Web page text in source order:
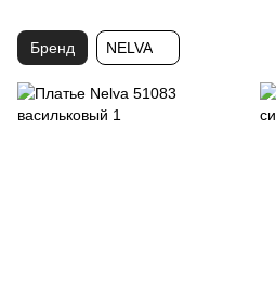
Бренд NELVA